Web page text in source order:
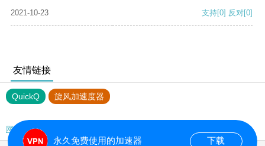
2021-10-23 支持[0] 反对[0]
友情链接
QuickQ 旋风加速度器
网站地图
永久免费使用的加速器 下载